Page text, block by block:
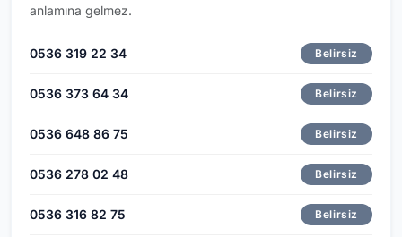
anlamına gelmez.
0536 319 22 34 Belirsiz
0536 373 64 34 Belirsiz
0536 648 86 75 Belirsiz
0536 278 02 48 Belirsiz
0536 316 82 75 Belirsiz